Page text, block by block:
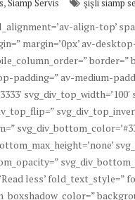
Siamp Servis şişli siamp
align-top’
margin=’0px’ av-
border=”
padding=” av-medium-
svg_div_top_width=’100′
less’